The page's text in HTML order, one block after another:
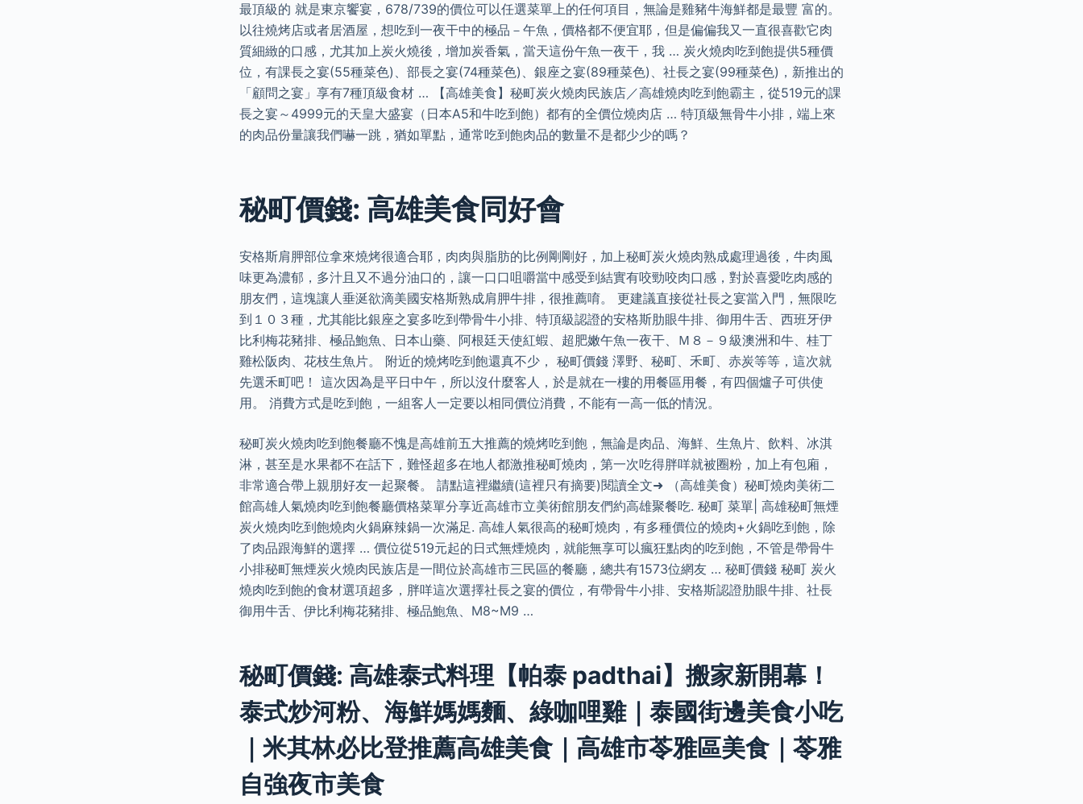
最頂級的 就是東京饗宴，678/739的價位可以任選菜單上的任何項目，無論是雞豬牛海鮮都是最豐 富的。
以往燒烤店或者居酒屋，想吃到一夜干中的極品－午魚，價格都不便宜耶，但是偏偏我又一直很喜歡它肉
質細緻的口感，尤其加上炭火燒後，增加炭香氣，當天這份午魚一夜干，我 … 炭火燒肉吃到飽提供5種價
位，有課長之宴(55種菜色)、部長之宴(74種菜色)、銀座之宴(89種菜色)、社長之宴(99種菜色)，新推出的
「顧問之宴」享有7種頂級食材 … 【高雄美食】秘町炭火燒肉民族店／高雄燒肉吃到飽霸主，從519元的課
長之宴～4999元的天皇大盛宴（日本A5和牛吃到飽）都有的全價位燒肉店 … 特頂級無骨牛小排，端上來
的肉品份量讓我們嚇一跳，猶如單點，通常吃到飽肉品的數量不是都少少的嗎？
秘町價錢: 高雄美食同好會
安格斯肩胛部位拿來燒烤很適合耶，肉肉與脂肪的比例剛剛好，加上秘町炭火燒肉熟成處理過後，牛肉風
味更為濃郁，多汁且又不過分油口的，讓一口口咀嚼當中感受到結實有咬勁咬肉口感，對於喜愛吃肉感的
朋友們，這塊讓人垂涎欲滴美國安格斯熟成肩胛牛排，很推薦唷。 更建議直接從社長之宴當入門，無限吃
到１０３種，尤其能比銀座之宴多吃到帶骨牛小排、特頂級認證的安格斯肋眼牛排、御用牛舌、西班牙伊
比利梅花豬排、極品鮑魚、日本山藥、阿根廷天使紅蝦、超肥嫩午魚一夜干、Ｍ８－９級澳洲和牛、桂丁
雞松阪肉、花枝生魚片。 附近的燒烤吃到飽還真不少， 秘町價錢 澤野、秘町、禾町、赤炭等等，這次就
先選禾町吧！ 這次因為是平日中午，所以沒什麼客人，於是就在一樓的用餐區用餐，有四個爐子可供使
用。 消費方式是吃到飽，一組客人一定要以相同價位消費，不能有一高一低的情況。
秘町炭火燒肉吃到飽餐廳不愧是高雄前五大推薦的燒烤吃到飽，無論是肉品、海鮮、生魚片、飲料、冰淇
淋，甚至是水果都不在話下，難怪超多在地人都激推秘町燒肉，第一次吃得胖咩就被圈粉，加上有包廂，
非常適合帶上親朋好友一起聚餐。 請點這裡繼續(這裡只有摘要)閱讀全文➜ （高雄美食）秘町燒肉美術二
館高雄人氣燒肉吃到飽餐廳價格菜單分享近高雄市立美術館朋友們約高雄聚餐吃. 秘町 菜單| 高雄秘町無煙
炭火燒肉吃到飽燒肉火鍋麻辣鍋一次滿足. 高雄人氣很高的秘町燒肉，有多種價位的燒肉+火鍋吃到飽，除
了肉品跟海鮮的選擇 … 價位從519元起的日式無煙燒肉，就能無享可以瘋狂點肉的吃到飽，不管是帶骨牛
小排秘町無煙炭火燒肉民族店是一間位於高雄市三民區的餐廳，總共有1573位網友 … 秘町價錢 秘町 炭火
燒肉吃到飽的食材選項超多，胖咩這次選擇社長之宴的價位，有帶骨牛小排、安格斯認證肋眼牛排、社長
御用牛舌、伊比利梅花豬排、極品鮑魚、M8~M9 …
秘町價錢: 高雄泰式料理【帕泰 padthai】搬家新開幕！
泰式炒河粉、海鮮媽媽麵、綠咖哩雞｜泰國街邊美食小吃
｜米其林必比登推薦高雄美食｜高雄市苓雅區美食｜苓雅
自強夜市美食